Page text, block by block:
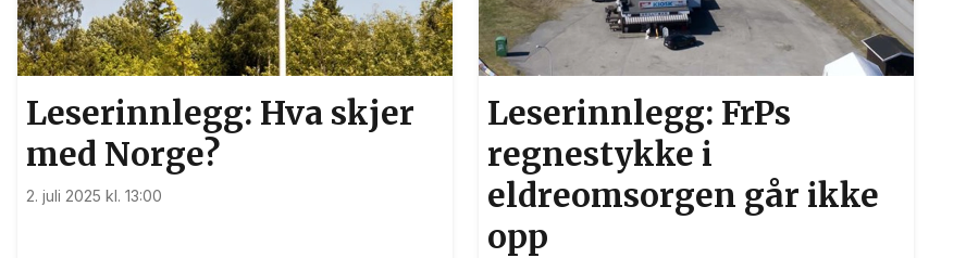
Leserinnlegg: Hva skjer
med Norge?
2. juli 2025 kl. 13:00
Leserinnlegg: FrPs
regnestykke i
eldreomsorgen går ikke
opp